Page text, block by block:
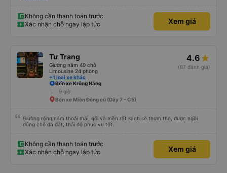
Không cần thanh toán trước
Xác nhận chỗ ngay lập tức
Xem giá
Tư Trang
Giường nằm 40 chỗ
Limousine 24 phòng
+1 loại xe khác
4.6
(87 đánh giá)
Bến xe Krông Năng
9 giờ
Bến xe Miền Đông cũ (Dãy 7 - C5)
Giường rộng nằm thoải mái, gối và mền rất sạch sẽ thơm tho, được ngồi
đúng chỗ đã đặt, thái độ phục vụ tốt.
Không cần thanh toán trước
Xác nhận chỗ ngay lập tức
Xem giá